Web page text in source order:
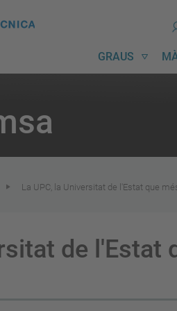
alal
Navegació
GRAUS
La UPC, la Universitat de l'Estat que
de